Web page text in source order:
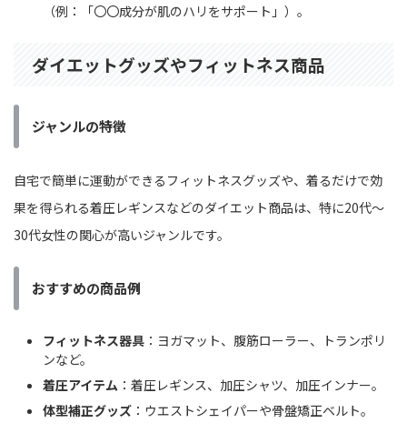
（例：「〇〇成分が肌のハリをサポート」）。
ダイエットグッズやフィットネス商品
ジャンルの特徴
自宅で簡単に運動ができるフィットネスグッズや、着るだけで効
果を得られる着圧レギンスなどのダイエット商品は、特に20代〜
30代女性の関心が高いジャンルです。
おすすめの商品例
フィットネス器具 ：ヨガマット、腹筋ローラー、トランポリ
ンなど。
着圧アイテム ：着圧レギンス、加圧シャツ、加圧インナー。
体型補正グッズ ：ウエストシェイパーや骨盤矯正ベルト。